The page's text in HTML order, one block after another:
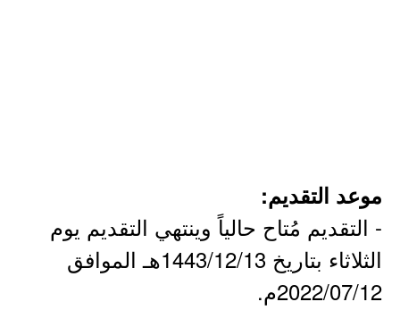
موعد التقديم:
- التقديم مُتاح حالياً وينتهي التقديم يوم
الثلاثاء بتاريخ 1443/12/13هـ الموافق
2022/07/12م.